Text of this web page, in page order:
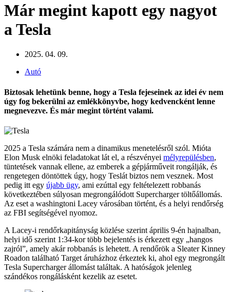
Már megint kapott egy nagyot
a Tesla
2025. 04. 09.
Autó
Biztosak lehetünk benne, hogy a Tesla fejeseinek az idei év nem
úgy fog bekerülni az emlékkönyvbe, hogy kedvencként lenne
megnevezve. És már megint történt valami.
2025 a Tesla számára nem a dinamikus menetelésről szól. Mióta
Elon Musk elnöki feladatokat lát el, a részvényei mélyrepülésben,
tüntetések vannak ellene, az emberek a gépjárműveit rongálják, és
rengetegen döntöttek úgy, hogy Teslát biztos nem vesznek. Most
pedig itt egy újabb ügy, ami ezúttal egy feltételezett robbanás
következtében súlyosan megrongálódott Supercharger töltőállomás.
Az eset a washingtoni Lacey városában történt, és a helyi rendőrség
az FBI segítségével nyomoz.
A Lacey-i rendőrkapitányság közlése szerint április 9-én hajnalban,
helyi idő szerint 1:34-kor több bejelentés is érkezett egy „hangos
zajról”, amely akár robbanás is lehetett. A rendőrök a Sleater Kinney
Roadon található Target áruházhoz érkeztek ki, ahol egy megrongált
Tesla Supercharger állomást találtak. A hatóságok jelenleg
szándékos rongálásként kezelik az esetet.